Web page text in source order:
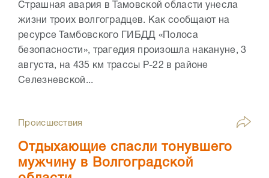
Страшная авария в Тамовской области унесла
жизни троих волгоградцев. Как сообщают на
ресурсе Тамбовского ГИБДД «Полоса
безопасности», трагедия произошла накануне, 3
августа, на 435 км трассы Р-22 в районе
Селезневской...
Происшествия
Отдыхающие спасли тонувшего
мужчину в Волгоградской